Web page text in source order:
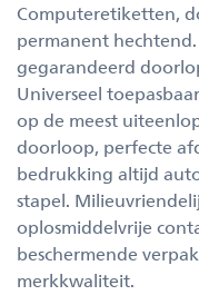
Computeretiketten,
permanent
gegarandeerd
Universeel
op de meest
doorloop, perfecte
bedrukking altijd
stapel.
oplosmiddelvrije
beschermende
merkkwaliteit.